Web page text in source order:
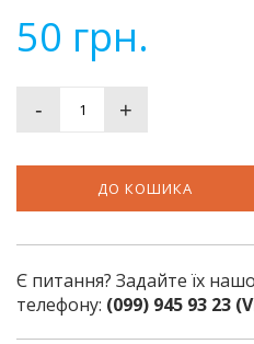
50 грн.
- +
ДО КОШИКА
Є питання? Задайте їх
телефону: (099) 945 93 23